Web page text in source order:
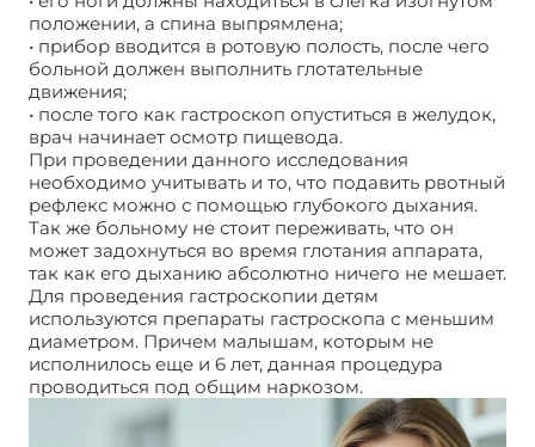
положении, а спина выпрямлена;
• прибор вводится в ротовую полость, после чего
больной должен выполнить глотательные
движения;
• после того как гастроскоп опуститься в желудок,
врач начинает осмотр пищевода.
При проведении данного исследования
необходимо учитывать и то, что подавить рвотный
рефлекс можно с помощью глубокого дыхания.
Так же больному не стоит переживать, что он
может задохнуться во время глотания аппарата,
так как его дыханию абсолютно ничего не мешает.
Для проведения гастроскопии детям
используются препараты гастроскопа с меньшим
диаметром. Причем малышам, которым не
исполнилось еще и 6 лет, данная процедура
проводиться под общим наркозом.